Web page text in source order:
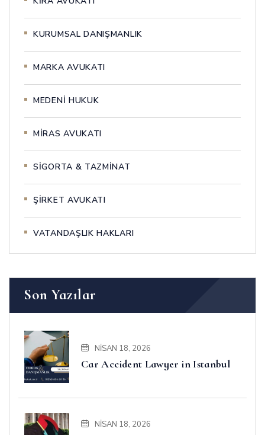
KURUMSAL DANIŞMANLIK
MARKA AVUKATI
MEDENİ HUKUK
MİRAS AVUKATI
SİGORTA & TAZMİNAT
ŞİRKET AVUKATI
VATANDAŞLIK HAKLARI
Son Yazılar
NISAN 18, 2026
Car Accident Lawyer in Istanbul
NISAN 18, 2026